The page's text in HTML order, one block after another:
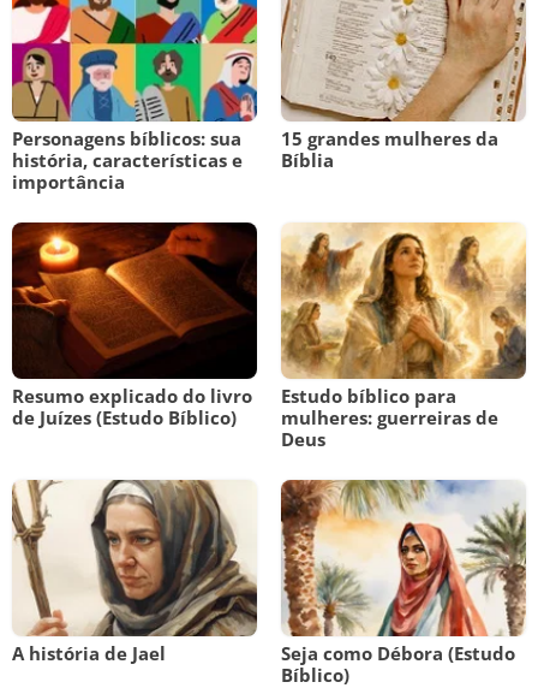
Personagens bíblicos: sua
história, características e
importância
15 grandes mulheres da
Bíblia
Resumo explicado do livro
de Juízes (Estudo Bíblico)
Estudo bíblico para
mulheres: guerreiras de
Deus
A história de Jael
Seja como Débora (Estudo
Bíblico)